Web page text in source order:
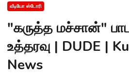
வீடியோ ஸ்டோரி
"கருத்த மச்சான்"
உத்தரவு | DUDE |
News